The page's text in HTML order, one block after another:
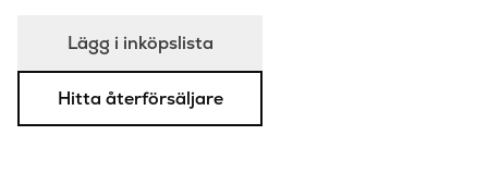
Lägg i inköpslista
Hitta återförsäljare